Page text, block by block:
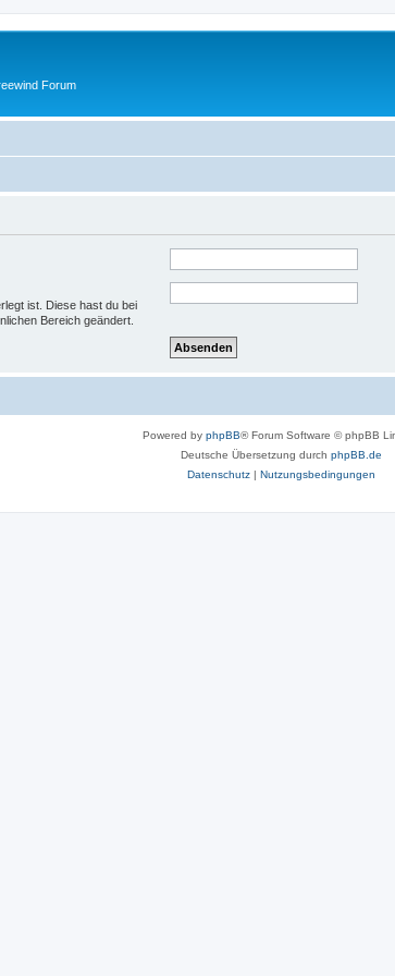
Forum
ist. Diese hast du bei
Bereich geändert.
Powered by phpBB® Forum Software © phpBB
Deutsche Übersetzung durch phpBB.de
Datenschutz| Nutzungsbedingungen